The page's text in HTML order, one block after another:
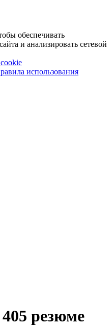
обеспечивать
и анализировать сетевой
использования
резюме